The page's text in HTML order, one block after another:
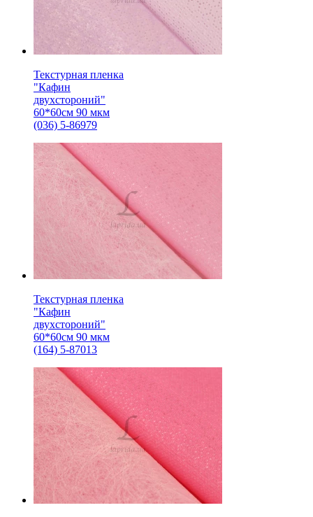
Текстурная пленка
"Кафин
двухстороний"
60*60см 90 мкм
(036) 5-86979
Текстурная пленка
"Кафин
двухстороний"
60*60см 90 мкм
(164) 5-87013